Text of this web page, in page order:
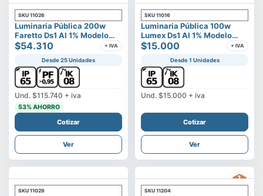
SKU 11026
Luminaria Pública 200w
Faretto Ds1 Al 1% Modelo
Calisto
$54.310 + IVA
Desde 25 Unidades
Und. $115.740 + iva
53% AHORRO
Cotizar
Ver
SKU 11016
Luminaria Pública 100w
Lumex Ds1 Al 1% Modelo
Vega
$15.000 + IVA
Desde 1 Unidades
Und. $15.000 + iva
Cotizar
Ver
SKU 11029 SKU 11204